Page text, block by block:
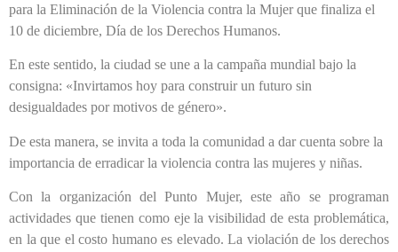
para la Eliminación de la Violencia contra la Mujer que finaliza el
10 de diciembre, Día de los Derechos Humanos.
En este sentido, la ciudad se une a la campaña mundial bajo la
consigna: «Invirtamos hoy para construir un futuro sin
desigualdades por motivos de género».
De esta manera, se invita a toda la comunidad a dar cuenta sobre la
importancia de erradicar la violencia contra las mujeres y niñas.
Con la organización del Punto Mujer, este año se programan
actividades que tienen como eje la visibilidad de esta problemática,
en la que el costo humano es elevado. La violación de los derechos